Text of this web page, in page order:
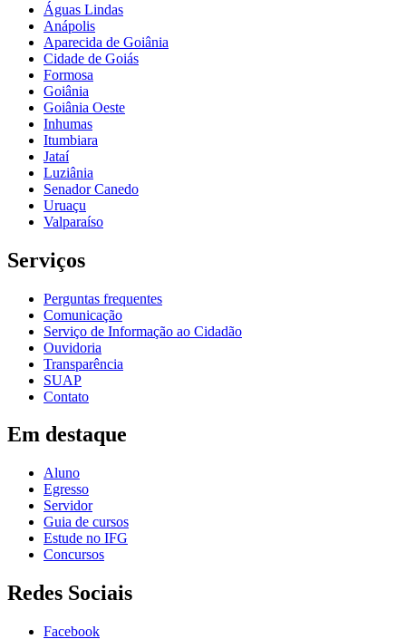
Águas Lindas
Anápolis
Aparecida de Goiânia
Cidade de Goiás
Formosa
Goiânia
Goiânia Oeste
Inhumas
Itumbiara
Jataí
Luziânia
Senador Canedo
Uruaçu
Valparaíso
Serviços
Perguntas frequentes
Comunicação
Serviço de Informação ao Cidadão
Ouvidoria
Transparência
SUAP
Contato
Em destaque
Aluno
Egresso
Servidor
Guia de cursos
Estude no IFG
Concursos
Redes Sociais
Facebook